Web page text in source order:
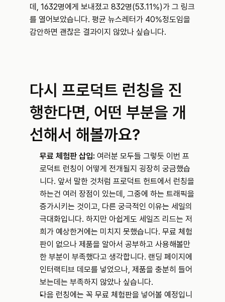
데, 1632명에게 보내졌고 832명(53.11%)가 그 링크
를 열어보았습니다. 평균 뉴스레터가 40%정도임을
감안하면 괜찮은 결과이지 않았나 싶습니다.
다시 프로덕트 런칭을 진
행한다면, 어떤 부분을 개
선해서 해볼까요?
무료 체험판 삽입: 여러분 모두들 그렇듯 이번 프
로덕트 런칭이 어떻게 전개될지 굉장히 궁금했습
니다. 앞서 말한 것처럼 프로덕트 헌트에서 런칭을
하는건 여러 장점이 있는데, 그중에 하는 트래픽을
증가시키는 것이고, 다른 궁극적인 이유는 세일의
극대화입니다. 하지만 아쉽게도 세일즈 리드는 저
희가 예상한거에는 미치지 못했습니다. 무료 체험
판이 없으나 제품을 알아서 공부하고 사용해볼만
한 부분이 부족했다고 생각합니다. 랜딩 페이지에
인터랙티브 데모를 넣었으나, 제품을 충분히 들어
보는데는 부족하지 않았나 싶습니다.
다음 런칭에는 꼭 무료 체험판을 넣어볼 예정입니